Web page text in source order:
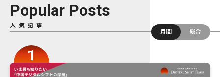
Popular Posts
人気記事
月間
総合